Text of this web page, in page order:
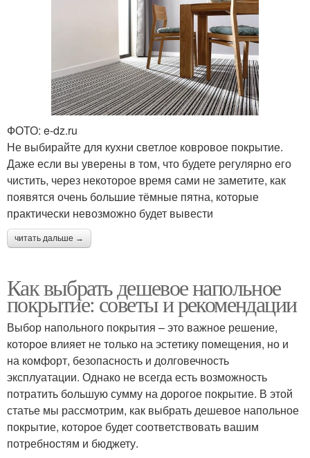
ФОТО: e-dz.ru
Не выбирайте для кухни светлое ковровое покрытие.
Даже если вы уверены в том, что будете регулярно его
чистить, через некоторое время сами не заметите, как
появятся очень большие тёмные пятна, которые
практически невозможно будет вывести
читать дальше →
Как выбрать дешевое напольное
покрытие: советы и рекомендации
Выбор напольного покрытия – это важное решение,
которое влияет не только на эстетику помещения, но и
на комфорт, безопасность и долговечность
эксплуатации. Однако не всегда есть возможность
потратить большую сумму на дорогое покрытие. В этой
статье мы рассмотрим, как выбрать дешевое напольное
покрытие, которое будет соответствовать вашим
потребностям и бюджету.